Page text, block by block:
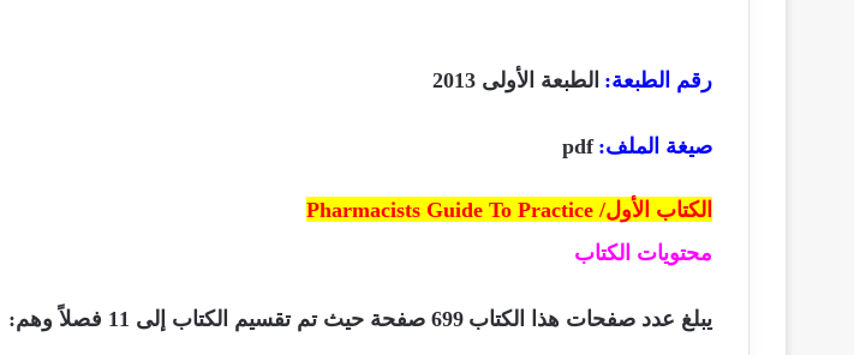
رقم الطبعة: الطبعة الأولى 2013
صيغة الملف:
pdf
الكتاب الأول/ Pharmacists Guide To Practice
محتويات الكتاب
يبلغ عدد صفحات هذا الكتاب 699 صفحة حيثتم تقسيم الكتاب إلى 11 فصلاً وهم: